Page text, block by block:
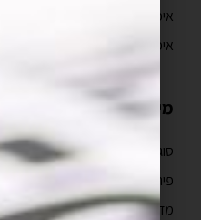
איפיון אפליקציה וחוויית משתמש UX/UI
איפיון אפליקציה
מידע מקצועי
סוגי ועלויות בניית אפליקציות
פיתוח אפליקציות לאייפון למתחילים
מדריך פיתוח אפליקציות לאייפון